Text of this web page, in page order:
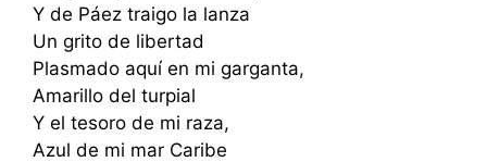
Y de Páez traigo la lanza
Un grito de libertad
Plasmado aquí en mi garganta,
Amarillo del turpial
Y el tesoro de mi raza,
Azul de mi mar Caribe